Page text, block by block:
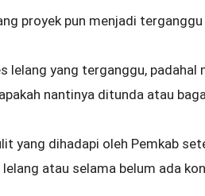
proyek pun menjadi
lelang yang terganggu,
nantinya ditunda atau
yang dihadapi oleh Pemkab
atau selama belum ada